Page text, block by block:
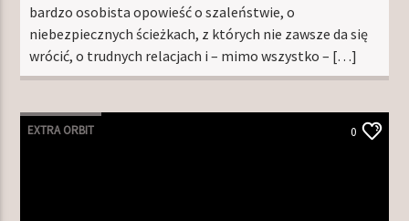
bardzo osobista opowieść o szaleństwie, o
niebezpiecznych ścieżkach, z których nie zawsze da się
wrócić, o trudnych relacjach i – mimo wszystko – […]
EXTRA ORBIT 0